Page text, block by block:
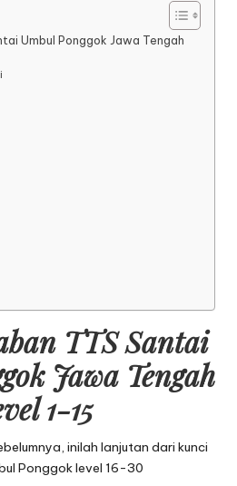
Umbul Ponggok Jawa Tengah
TTS Santai
Jawa Tengah
1-15
inilah lanjutan dari kunci
Ponggok level 16-30